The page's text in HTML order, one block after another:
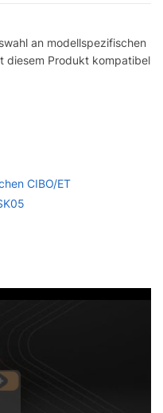
an modellspezifischen
diesem Produkt kompatibel
CIBO/ET